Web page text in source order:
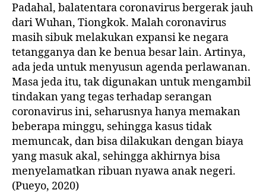
Padahal, balatentara coronavirus bergerak jauh
dari Wuhan, Tiongkok. Malah coronavirus
masih sibuk melakukan expansi ke negara
tetangganya dan ke benua besar lain. Artinya,
ada jeda untuk menyusun agenda perlawanan.
Masa jeda itu, tak digunakan untuk mengambil
tindakan yang tegas terhadap serangan
coronavirus ini, seharusnya hanya memakan
beberapa minggu, sehingga kasus tidak
memuncak, dan bisa dilakukan dengan biaya
yang masuk akal, sehingga akhirnya bisa
menyelamatkan ribuan nyawa anak negeri.
(Pueyo, 2020)